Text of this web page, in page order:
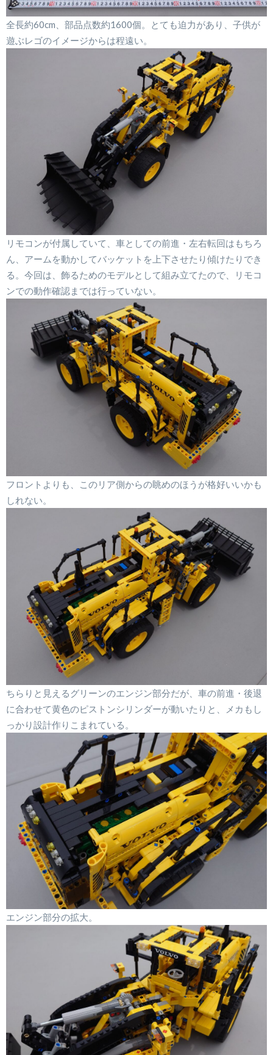
全長約60cm、部品点数約1600個。とても迫力があり、子供が
遊ぶレゴのイメージからは程遠い。
リモコンが付属していて、車としての前進・左右転回はもちろ
ん、アームを動かしてバッケットを上下させたり傾けたりでき
る。今回は、飾るためのモデルとして組み立てたので、リモコ
ンでの動作確認までは行っていない。
フロントよりも、このリア側からの眺めのほうが格好いいかも
しれない。
ちらりと見えるグリーンのエンジン部分だが、車の前進・後退
に合わせて黄色のピストンシリンダーが動いたりと、メカもし
っかり設計作りこまれている。
エンジン部分の拡大。